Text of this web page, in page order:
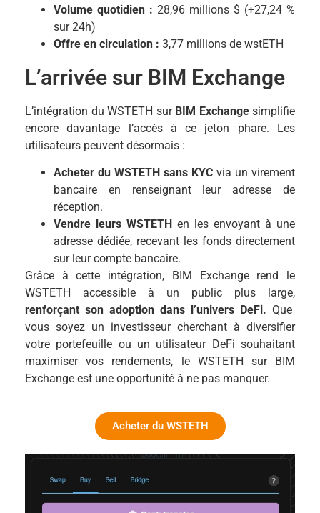
Volume quotidien : 28,96 millions $ (+27,24 %
sur 24h)
Offre en circulation : 3,77 millions de wstETH
L’arrivée sur BIM Exchange
L’intégration du WSTETH sur BIM Exchangesimplifie
encore davantage l’accès à ce jeton phare. Les
utilisateurs peuvent désormais :
Acheter du WSTETH sans KYC via un virement
bancaire en renseignant leur adresse de
réception.
Vendre leurs WSTETH en les envoyant à une
adresse dédiée, recevant les fonds directement
sur leur compte bancaire.
Grâce à cette intégration, BIM Exchange rend le
WSTETH accessible à un public plus large,
renforçant son adoption dans l’univers DeFi. Que
vous soyez un investisseur cherchant à diversifier
votre portefeuille ou un utilisateur DeFi souhaitant
maximiser vos rendements, le WSTETH sur BIM
Exchange est une opportunité à ne pas manquer.
Acheter du WSTETH